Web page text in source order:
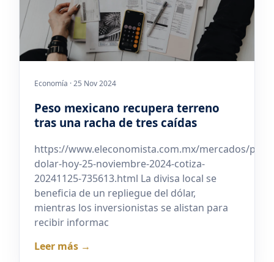
Economía · 25 Nov 2024
Peso mexicano recupera terreno
tras una racha de tres caídas
https://www.eleconomista.com.mx/mercados/
dolar-hoy-25-noviembre-2024-cotiza-
20241125-735613.html La divisa local se
beneficia de un repliegue del dólar,
mientras los inversionistas se alistan para
recibir informac
Leer más →